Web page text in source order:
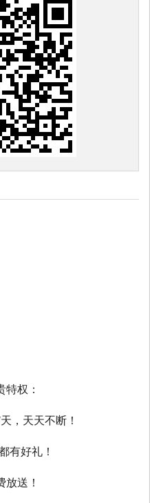
权：
，天天不断！
有好礼！
送！